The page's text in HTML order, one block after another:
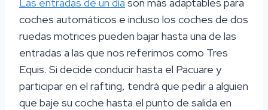
coches automáticos e incluso los coches de dos
ruedas motrices pueden bajar hasta una de las
entradas a las que nos referimos como Tres
Equis. Si decide conducir hasta el Pacuare y
participar en el rafting, tendrá que pedir a alguien
que baje su coche hasta el punto de salida en